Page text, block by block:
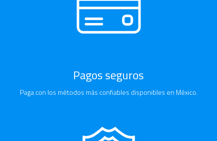
Pagos seguros
Paga con los métodos más confiables disponibles en México.